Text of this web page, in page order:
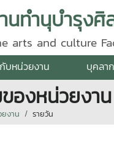
นทำนุบำรุง
arts and culture
บหน่วยงาน บุคลา
องหน่วยงาน
งาน รายวัน